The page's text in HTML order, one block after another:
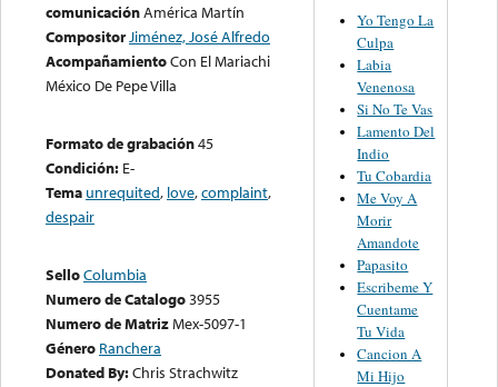
comunicaciónAmérica Martín
CompositorJiménez, José Alfredo
AcompañamientoCon El Mariachi
México De Pepe Villa
Formato de grabación45
Condición: E-
Tema unrequited, love,complaint,
despair
SelloColumbia
Numero de Catalogo3955
Numero de MatrizMex-5097-1
Género Ranchera
Donated By:Chris Strachwitz
Yo Tengo La
Culpa
Labia
Venenosa
Si No Te Vas
Lamento Del
Indio
Tu Cobardia
Me Voy A
Morir
Amandote
Papasito
Escribeme Y
Cuentame
Tu Vida
Cancion A
Mi Hijo